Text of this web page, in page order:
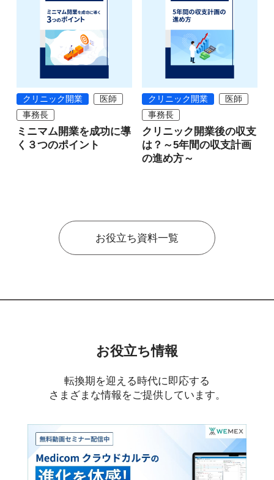
クリニック開業
医師
事務長
ミニマム開業を成功に導
く３つのポイント
クリニック開業
医師
事務長
クリニック開業後の収支
は？～5年間の収支計画
の進め方～
お役立ち資料一覧
お役立ち情報
転換期を迎える時代に即応する
さまざまな情報をご提供しています。